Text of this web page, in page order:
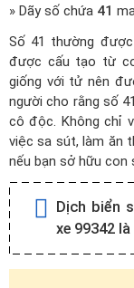
» Dãy số chứa 41
Số 41 thường
được cấu tạo từ
giống với tử nên
người cho rằng số
cô độc. Không chỉ
việc sa sút, làm ăn
nếu bạn sở hữu con
Dịch biển
xe 99342